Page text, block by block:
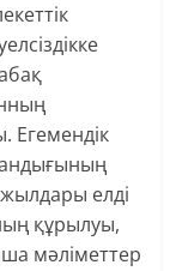
Егемендік
елді
құрылуы,
мәліметтер